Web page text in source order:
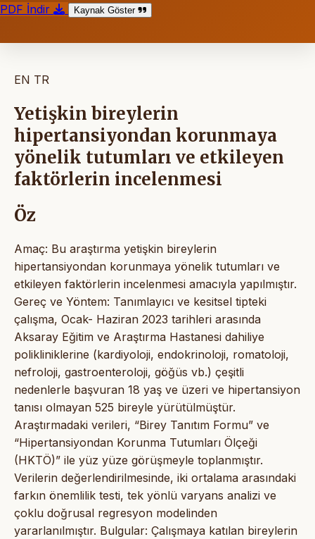
PDF İndir
Kaynak Göster
EN TR
Yetişkin bireylerin
hipertansiyondan korunmaya
yönelik tutumları ve etkileyen
faktörlerin incelenmesi
Öz
Amaç: Bu araştırma yetişkin bireylerin
hipertansiyondan korunmaya yönelik tutumları ve
etkileyen faktörlerin incelenmesi amacıyla yapılmıştır.
Gereç ve Yöntem: Tanımlayıcı ve kesitsel tipteki
çalışma, Ocak- Haziran 2023 tarihleri arasında
Aksaray Eğitim ve Araştırma Hastanesi dahiliye
polikliniklerine (kardiyoloji, endokrinoloji, romatoloji,
nefroloji, gastroenteroloji, göğüs vb.) çeşitli
nedenlerle başvuran 18 yaş ve üzeri ve hipertansiyon
tanısı olmayan 525 bireyle yürütülmüştür.
Araştırmadaki verileri, “Birey Tanıtım Formu” ve
“Hipertansiyondan Korunma Tutumları Ölçeği
(HKTÖ)” ile yüz yüze görüşmeyle toplanmıştır.
Verilerin değerlendirilmesinde, iki ortalama arasındaki
farkın önemlilik testi, tek yönlü varyans analizi ve
çoklu doğrusal regresyon modelinden
yararlanılmıştır. Bulgular: Çalışmaya katılan bireylerin